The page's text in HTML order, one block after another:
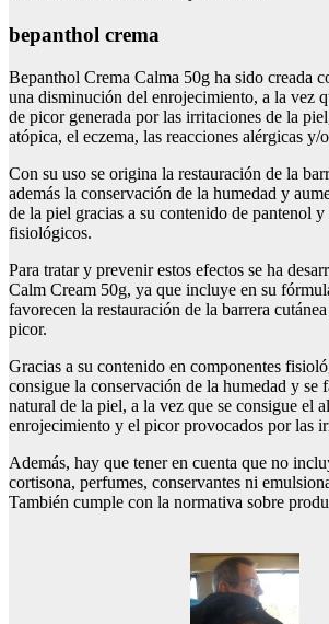
bepanthol crema
Bepanthol Crema Calma 50g ha sido creada
una disminución del enrojecimiento, a la vez
de picor generada por las irritaciones de la
atópica, el eczema, las reacciones alérgicas y/
Con su uso se origina la restauración de la
además la conservación de la humedad y
de la piel gracias a su contenido de pantenol y
fisiológicos.
Para tratar y prevenir estos efectos se ha
Calm Cream 50g, ya que incluye en su
favorecen la restauración de la barrera
picor.
Gracias a su contenido en componentes
consigue la conservación de la humedad y se
natural de la piel, a la vez que se consigue el
enrojecimiento y el picor provocados por las
Además, hay que tener en cuenta que no
cortisona, perfumes, conservantes ni
También cumple con la normativa sobre